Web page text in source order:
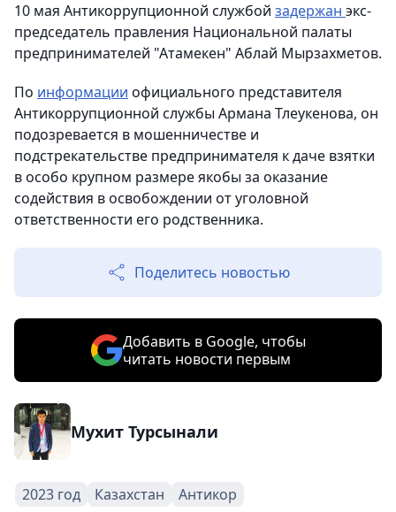
10 мая Антикоррупционной службой задержан экс-
председатель правления Национальной палаты
предпринимателей "Атамекен" Аблай Мырзахметов.
По информации официального представителя
Антикоррупционной службы Армана Тлеукенова, он
подозревается в мошенничестве и
подстрекательстве предпринимателя к даче взятки
в особо крупном размере якобы за оказание
содействия в освобождении от уголовной
ответственности его родственника.
Поделитесь новостью
Добавить в Google, чтобы
читать новости первым
Мухит Турсынали
2023 год Казахстан Антикор